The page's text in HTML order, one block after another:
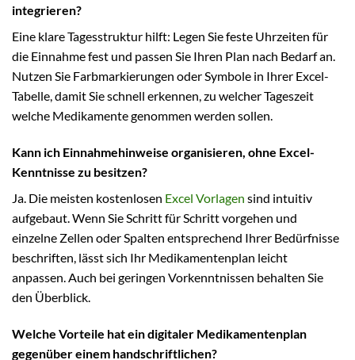
integrieren?
Eine klare Tagesstruktur hilft: Legen Sie feste Uhrzeiten für
die Einnahme fest und passen Sie Ihren Plan nach Bedarf an.
Nutzen Sie Farbmarkierungen oder Symbole in Ihrer Excel-
Tabelle, damit Sie schnell erkennen, zu welcher Tageszeit
welche Medikamente genommen werden sollen.
Kann ich Einnahmehinweise organisieren, ohne Excel-
Kenntnisse zu besitzen?
Ja. Die meisten kostenlosen Excel Vorlagen sind intuitiv
aufgebaut. Wenn Sie Schritt für Schritt vorgehen und
einzelne Zellen oder Spalten entsprechend Ihrer Bedürfnisse
beschriften, lässt sich Ihr Medikamentenplan leicht
anpassen. Auch bei geringen Vorkenntnissen behalten Sie
den Überblick.
Welche Vorteile hat ein digitaler Medikamentenplan
gegenüber einem handschriftlichen?